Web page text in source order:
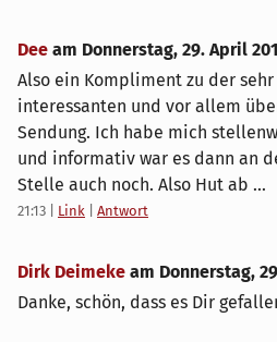
Dee am Donnerstag, 29. April
Also ein Kompliment zu der sehr
interessanten und vor allem
Sendung. Ich habe mich
und informativ war es dann an
Stelle auch noch. Also Hut ab ...
21:13 Link Antwort
Dirk Deimeke am Donnerstag,
Danke, schön, dass es Dir